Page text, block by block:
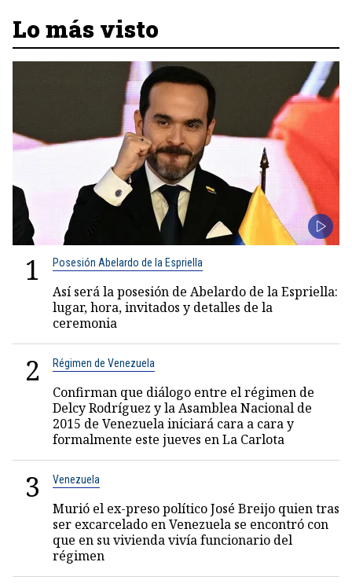
Lo más visto
1 Posesión Abelardo de la Espriella
Así será la posesión de Abelardo de la Espriella:
lugar, hora, invitados y detalles de la
ceremonia
2 Régimen de Venezuela
Confirman que diálogo entre el régimen de
Delcy Rodríguez y la Asamblea Nacional de
2015 de Venezuela iniciará cara a cara y
formalmente este jueves en La Carlota
3 Venezuela
Murió el ex-preso político José Breijo quien tras
ser excarcelado en Venezuela se encontró con
que en su vivienda vivía funcionario del
régimen